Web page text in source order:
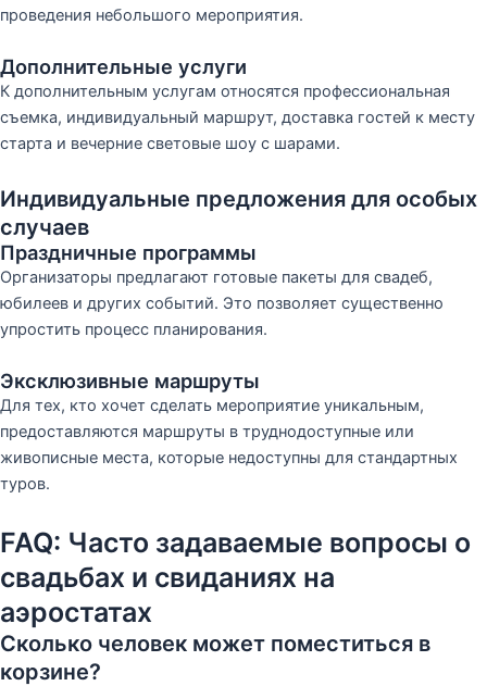
проведения небольшого мероприятия.
Дополнительные услуги
К дополнительным услугам относятся профессиональная
съемка, индивидуальный маршрут, доставка гостей к месту
старта и вечерние световые шоу с шарами.
Индивидуальные предложения для особых
случаев
Праздничные программы
Организаторы предлагают готовые пакеты для свадеб,
юбилеев и других событий. Это позволяет существенно
упростить процесс планирования.
Эксклюзивные маршруты
Для тех, кто хочет сделать мероприятие уникальным,
предоставляются маршруты в труднодоступные или
живописные места, которые недоступны для стандартных
туров.
FAQ: Часто задаваемые вопросы о
свадьбах и свиданиях на
аэростатах
Сколько человек может поместиться в
корзине?